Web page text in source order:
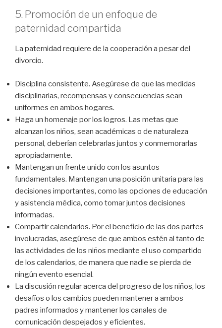
5. Promoción de un enfoque de
paternidad compartida
La paternidad requiere de la cooperación a pesar del
divorcio.
Disciplina consistente. Asegúrese de que las medidas
disciplinarias, recompensas y consecuencias sean
uniformes en ambos hogares.
Haga un homenaje por los logros. Las metas que
alcanzan los niños, sean académicas o de naturaleza
personal, deberían celebrarlas juntos y conmemorarlas
apropiadamente.
Mantengan un frente unido con los asuntos
fundamentales. Mantengan una posición unitaria para las
decisiones importantes, como las opciones de educación
y asistencia médica, como tomar juntos decisiones
informadas.
Compartir calendarios. Por el beneficio de las dos partes
involucradas, asegúrese de que ambos estén al tanto de
las actividades de los niños mediante el uso compartido
de los calendarios, de manera que nadie se pierda de
ningún evento esencial.
La discusión regular acerca del progreso de los niños, los
desafíos o los cambios pueden mantener a ambos
padres informados y mantener los canales de
comunicación despejados y eficientes.